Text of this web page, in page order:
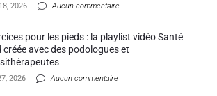
2026 Aucun commentaire
pour les pieds : la playlist vidéo Santé
créée avec des podologues et
2026 Aucun commentaire